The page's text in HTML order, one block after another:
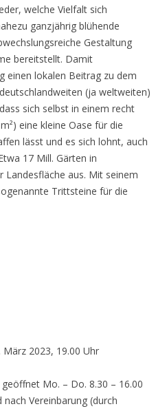
welche Vielfalt sich
ganzjährig blühende
Gestaltung
bereitstellt. Damit
einen lokalen Beitrag zu dem
(ja weltweiten)
sich selbst in einem recht
eine kleine Oase für die
lässt und es sich lohnt, auch
17 Mill. Gärten in
Landesfläche aus. Mit seinem
Trittsteine für die
2023, 19.00 Uhr
geöffnet Mo. – Do. 8.30 – 16.00
nach Vereinbarung (durch